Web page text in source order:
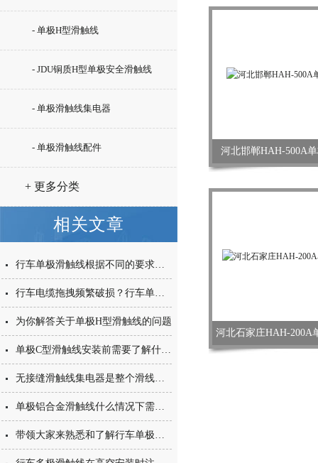
- 单极H型滑触线
- JDU铜质H型单极安全滑触线
- 单极滑触线集电器
- 单极滑触线配件
+ 更多分类
相关文章
行车单极滑触线根据不同的要求，组装成不同极数
行车电缆拖拽频繁破损？行车单极滑触线有效解决
为你解答关于单极H型滑触线的问题
单极C型滑触线安装前需要了解什么呢
无接缝滑触线集电器是整个滑线系统中主要的部件之一
单极铝合金滑触线什么情况下需要考虑电压降呢
带领大家来熟悉和了解行车单极滑触线
河北邯郸HAH-500A
河北石家庄HAH-200A